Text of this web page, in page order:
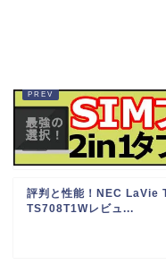
評判と性能！NEC LaVie
TS708T1Wレビュ...